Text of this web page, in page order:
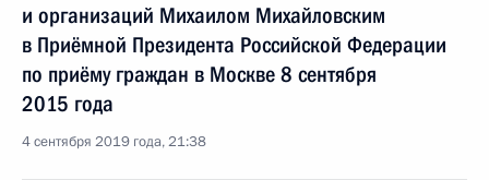
и организаций Михаилом Михайловским
в Приёмной Президента Российской Федерации
по приёму граждан в Москве 8 сентября
2015 года
4 сентября 2019 года, 21:38